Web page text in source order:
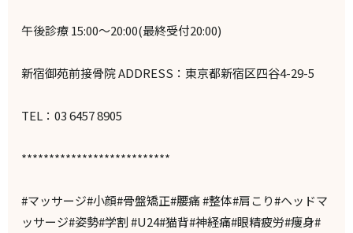
午後診療 15:00～20:00(最終受付20:00)
新宿御苑前接骨院 ADDRESS：東京都新宿区四谷4-29-5
TEL：03 6457 8905
***************************
#マッサージ#小顔#骨盤矯正#腰痛 #整体#肩こり#ヘッドマ
ッサージ#姿勢#学割 #U24#猫背#神経痛#眼精疲労#痩身#